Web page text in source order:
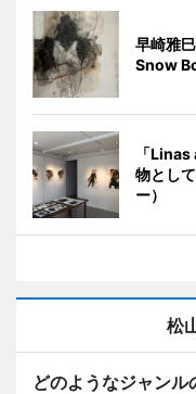
早崎雅
Snow
「
物とし
ー）
松
どのようなジャンル